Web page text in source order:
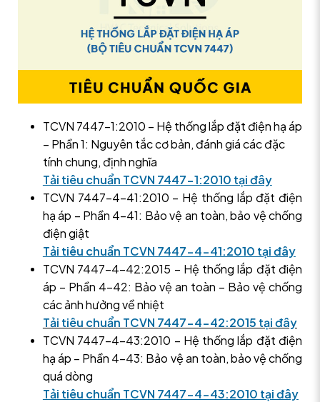
TCVN 7447-1:2010 – Hệ thống lắp đặt điện hạ áp
– Phần 1: Nguyên tắc cơ bản, đánh giá các đặc
tính chung, định nghĩa
Tải tiêu chuẩn TCVN 7447-1:2010 tại đây
TCVN 7447-4-41:2010 – Hệ thống lắp đặt điện
hạ áp – Phần 4-41: Bảo vệ an toàn, bảo vệ chống
điện giật
Tải tiêu chuẩn TCVN 7447-4-41:2010 tại đây
TCVN 7447-4-42:2015 – Hệ thống lắp đặt điện
áp – Phần 4-42: Bảo vệ an toàn – Bảo vệ chống
các ảnh hưởng về nhiệt
Tải tiêu chuẩn TCVN 7447-4-42:2015 tại đây
TCVN 7447-4-43:2010 – Hệ thống lắp đặt điện
hạ áp – Phần 4-43: Bảo vệ an toàn, bảo vệ chống
quá dòng
Tải tiêu chuẩn TCVN 7447-4-43:2010 tại đây